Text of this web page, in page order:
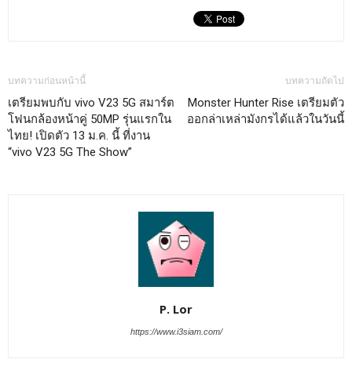
บทความก่อนหน้านี้
เตรียมพบกับ vivo V23 5G สมาร์ต
โฟนกล้องหน้าคู่ 50MP รุ่นแรกใน
ไทย! เปิดตัว 13 ม.ค. นี้ ที่งาน
“vivo V23 5G The Show”
บทความถัดไป
Monster Hunter Rise เตรียมตัว
ออกล่าเหล่ามังกรได้แล้วในวันนี้
P. Lor
https://www.i3siam.com/